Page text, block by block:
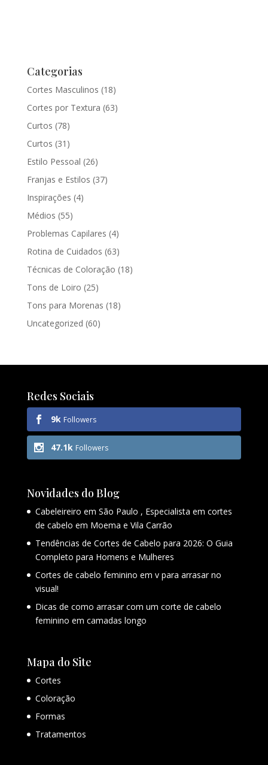
Categorias
Cortes Masculinos (18)
Cortes por Textura (63)
Curtos (78)
Curtos (31)
Estilo Pessoal (26)
Franjas e Estilos (37)
Inspirações (4)
Médios (55)
Problemas Capilares (4)
Rotina de Cuidados (63)
Técnicas de Coloração (18)
Tons de Loiro (25)
Tons para Morenas (18)
Uncategorized (60)
Redes Sociais
9k Followers
47.1k Followers
Novidades do Blog
Cabeleireiro em São Paulo , Especialista em cortes
de cabelo em Moema e Vila Carrão
Tendências de Cortes de Cabelo para 2026: O Guia
Completo para Homens e Mulheres
Cortes de cabelo feminino em v para arrasar no
visual!
Dicas de como arrasar com um corte de cabelo
feminino em camadas longo
Mapa do Site
Cortes
Coloração
Formas
Tratamentos